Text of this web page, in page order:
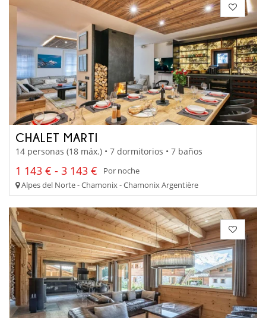
CHALET MARTI
14 personas (18 máx.) • 7 dormitorios • 7 baños
1 143 € - 3 143 €
Por noche
Alpes del Norte - Chamonix - Chamonix Argentière